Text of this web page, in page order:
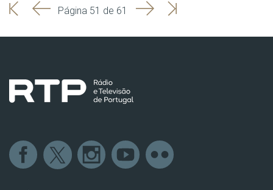
'
'
Página 51 de 61 SeguinteÚltima